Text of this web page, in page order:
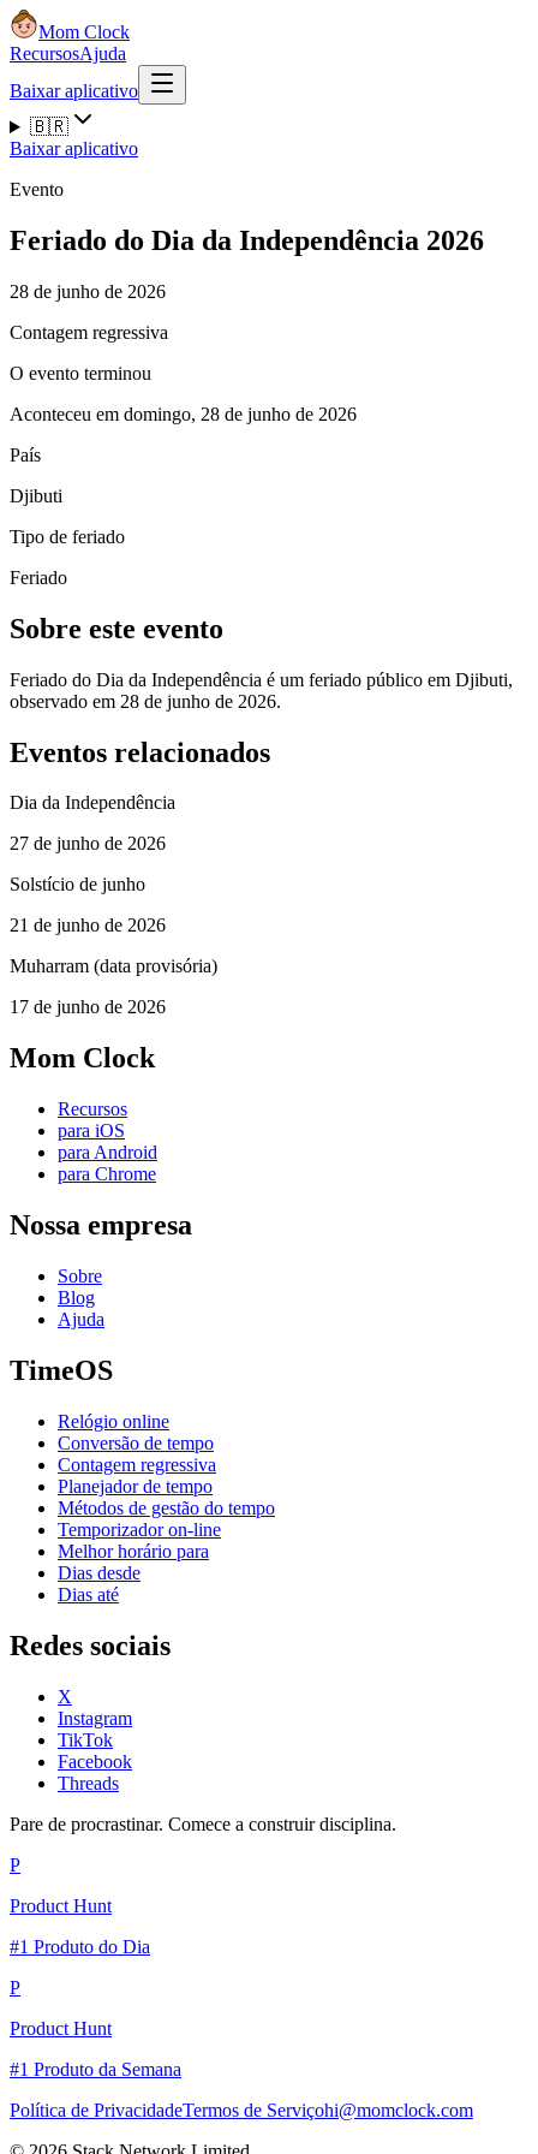
Mom Clock
RecursosAjuda
Baixar aplicativo
🇧🇷
Baixar aplicativo
Evento
Feriado do Dia da Independência 2026
28 de junho de 2026
Contagem regressiva
O evento terminou
Aconteceu em domingo, 28 de junho de 2026
País
Djibuti
Tipo de feriado
Feriado
Sobre este evento
Feriado do Dia da Independência é um feriado público em Djibuti,
observado em 28 de junho de 2026.
Eventos relacionados
Dia da Independência
27 de junho de 2026
Solstício de junho
21 de junho de 2026
Muharram (data provisória)
17 de junho de 2026
Mom Clock
Recursos
para iOS
para Android
para Chrome
Nossa empresa
Sobre
Blog
Ajuda
TimeOS
Relógio online
Conversão de tempo
Contagem regressiva
Planejador de tempo
Métodos de gestão do tempo
Temporizador on-line
Melhor horário para
Dias desde
Dias até
Redes sociais
X
Instagram
TikTok
Facebook
Threads
Pare de procrastinar. Comece a construir disciplina.
P
Product Hunt
#1 Produto do Dia
P
Product Hunt
#1 Produto da Semana
Política de PrivacidadeTermos de Serviçohi@momclock.com